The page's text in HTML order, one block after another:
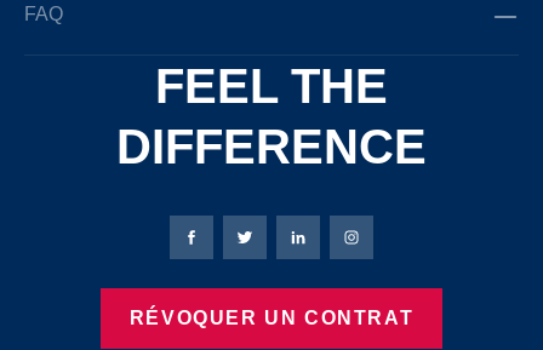
FAQ
FEEL THE
DIFFERENCE
Page Facebook de Bierbaum-Proenen
Page X de Bierbaum-Proenen
Page LinkedIn de
Page Instagram de
RÉVOQUER UN CONTRAT